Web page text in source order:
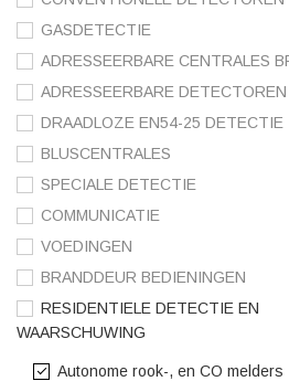
GASDETECTIE
ADRESSEERBARE CENTRALES
ADRESSEERBARE
DRAADLOZE EN54-25 DETECTIE
BLUSCENTRALES
SPECIALE DETECTIE
COMMUNICATIE
VOEDINGEN
BRANDDEUR BEDIENINGEN
RESIDENTIELE DETECTIE EN
WAARSCHUWING
Autonome rook-, en CO melders